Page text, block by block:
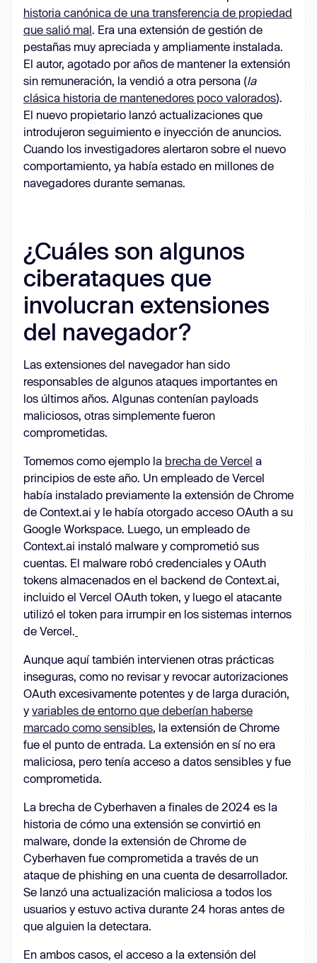
historia canónica de una transferencia de propiedad
que salió mal. Era una extensión de gestión de
pestañas muy apreciada y ampliamente instalada.
El autor, agotado por años de mantener la extensión
sin remuneración, la vendió a otra persona (la
clásica historia de mantenedores poco valorados).
El nuevo propietario lanzó actualizaciones que
introdujeron seguimiento e inyección de anuncios.
Cuando los investigadores alertaron sobre el nuevo
comportamiento, ya había estado en millones de
navegadores durante semanas.
¿Cuáles son algunos
ciberataques que
involucran extensiones
del navegador?
Las extensiones del navegador han sido
responsables de algunos ataques importantes en
los últimos años. Algunas contenían payloads
maliciosos, otras simplemente fueron
comprometidas.
Tomemos como ejemplo la brecha de Vercel a
principios de este año. Un empleado de Vercel
había instalado previamente la extensión de Chrome
de Context.ai y le había otorgado acceso OAuth a su
Google Workspace. Luego, un empleado de
Context.ai instaló malware y comprometió sus
cuentas. El malware robó credenciales y OAuth
tokens almacenados en el backend de Context.ai,
incluido el Vercel OAuth token, y luego el atacante
utilizó el token para irrumpir en los sistemas internos
de Vercel.
Aunque aquí también intervienen otras prácticas
inseguras, como no revisar y revocar autorizaciones
OAuth excesivamente potentes y de larga duración,
y variables de entorno que deberían haberse
marcado como sensibles, la extensión de Chrome
fue el punto de entrada. La extensión en sí no era
maliciosa, pero tenía acceso a datos sensibles y fue
comprometida.
La brecha de Cyberhaven a finales de 2024 es la
historia de cómo una extensión se convirtió en
malware, donde la extensión de Chrome de
Cyberhaven fue comprometida a través de un
ataque de phishing en una cuenta de desarrollador.
Se lanzó una actualización maliciosa a todos los
usuarios y estuvo activa durante 24 horas antes de
que alguien la detectara.
En ambos casos, el acceso a la extensión del